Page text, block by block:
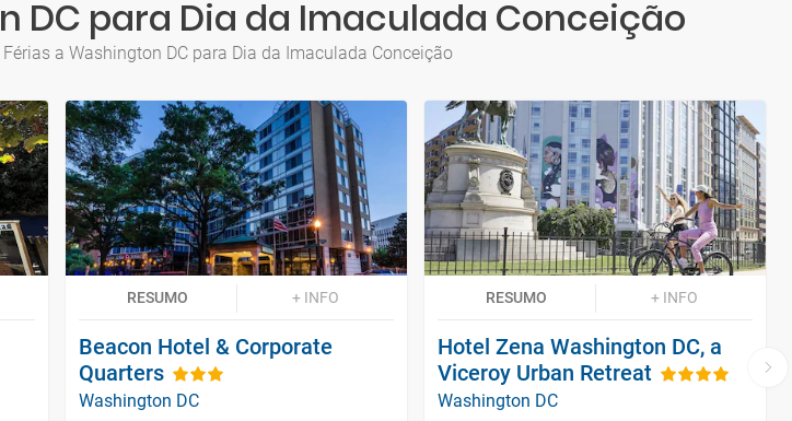
DC para Dia da Imaculada Conceição
a Washington DC para Dia da Imaculada Conceição
RESUMO + INFO
Beacon Hotel & Corporate
Quarters
Washington DC
RESUMO + INFO
Hotel Zena Washington DC, a
Viceroy Urban Retreat
Washington DC